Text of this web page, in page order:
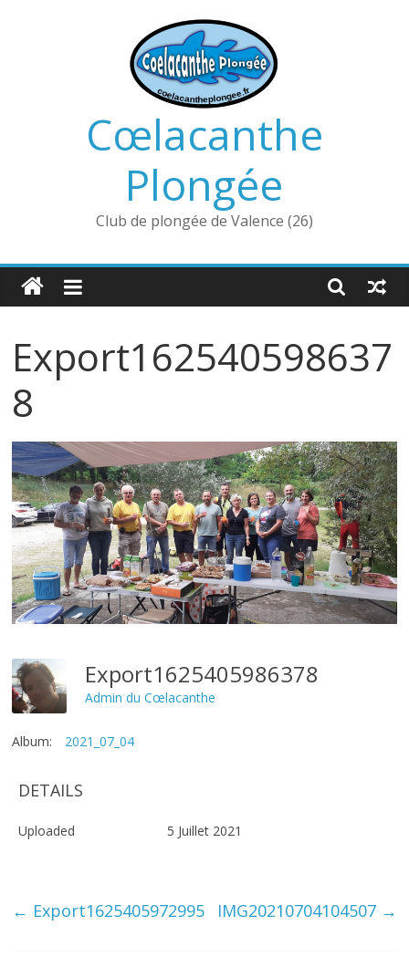
Cœlacanthe
Plongée
Club de plongée de Valence (26)
Export162540598637
8
Export1625405986378
Admin du Cœlacanthe
Album: 2021_07_04
DETAILS
Uploaded 5 Juillet 2021
← Export1625405972995 IMG20210704104507 →